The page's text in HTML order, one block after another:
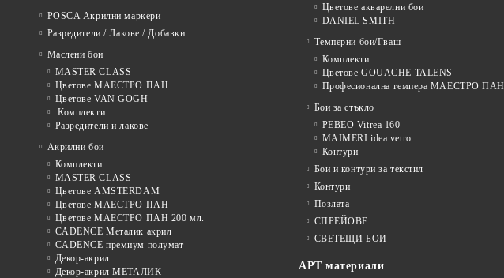
POSCA Акрилни маркери
Разредители / Лакове / Добавки
Маслени бои
MASTER CLASS
Цветове МАЕСТРО ПАН
Цветове VAN GOGH
Комплекти
Разредители и лакове
Акрилни бои
Комплекти
MASTER CLASS
Цветове AMSTERDAM
Цветове МАЕСТРО ПАН
Цветове МАЕСТРО ПАН 200 мл.
CADENCE Металик акрил
CADENCE премиум полумат
Декор-акрил
Декор-акрил МЕТАЛИК
Цветове акварелни бои
DANIEL SMITH
Темперни бои/Гваш
Комплекти
Цветове GOUACHE TALENS
Професионална темпера МАЕСТРО ПАН
Бои за стъкло
PEBEO Vitrea 160
MAIMERI idea vetro
Контури
Бои и контури за текстил
Контури
Позлата
СПРЕЙОВЕ
СВЕТЕЩИ БОИ
АРТ материали